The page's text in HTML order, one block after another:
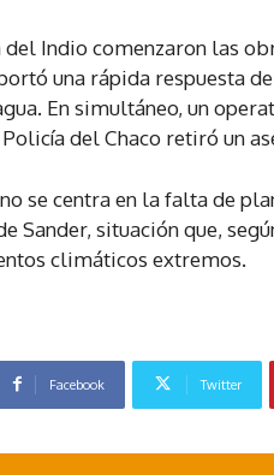
del Indio comenzaron las
una rápida respuesta
En simultáneo, un
Policía del Chaco retiró un
se centra en la falta de
Sander, situación que,
climáticos extremos.
Facebook Twitter